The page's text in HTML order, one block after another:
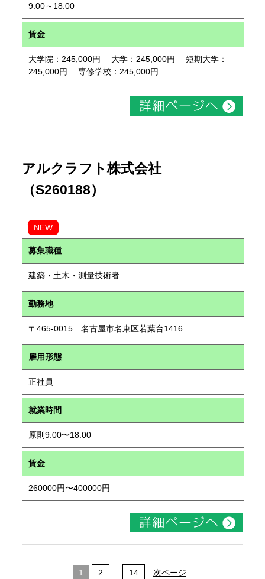
9:00～18:00
賃金
大学院：245,000円 大学：245,000円 短期大学：
245,000円 専修学校：245,000円
アルクラフト株式会社
（S260188）
NEW
募集職種
建築・土木・測量技術者
勤務地
〒465-0015 名古屋市名東区若葉台1416
雇用形態
正社員
就業時間
原則9:00〜18:00
賃金
260000円〜400000円
1 2 14 次ページ